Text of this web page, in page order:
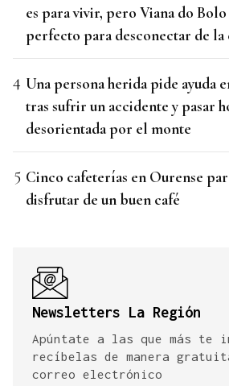
es para vivir, pero Viana do Bolo
perfecto para desconectar de la
Una persona herida pide ayuda
tras sufrir un accidente y pasar
desorientada por el monte
Cinco cafeterías en Ourense
disfrutar de un buen café
Newsletters La Región
Apúntate a las que más te
recíbelas de manera
correo electrónico